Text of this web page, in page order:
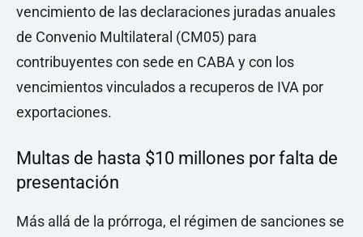
vencimiento de las declaraciones juradas anuales
de Convenio Multilateral (CM05) para
contribuyentes con sede en CABA y con los
vencimientos vinculados a recuperos de IVA por
exportaciones.
Multas de hasta $10 millones por falta de
presentación
Más allá de la prórroga, el régimen de sanciones se